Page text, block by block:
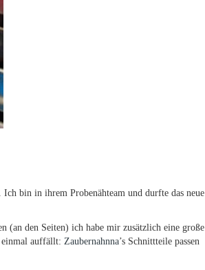
Ich bin in ihrem Probenähteam und durfte das neue
(an den Seiten) ich habe mir zusätzlich eine große
einmal auffällt: Zaubernahnna’s Schnittteile passen